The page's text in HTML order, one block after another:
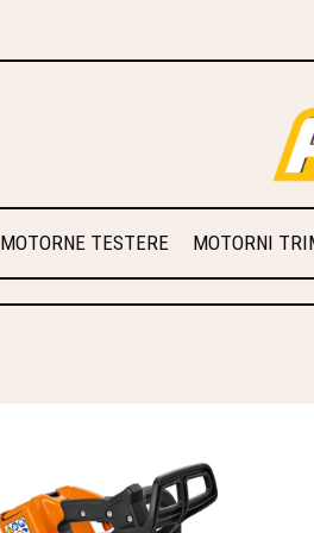
MOTORNE TESTERE MOTORNI